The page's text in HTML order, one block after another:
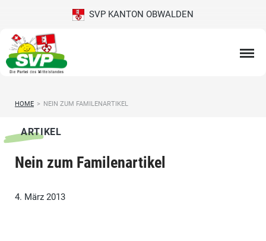
SVP KANTON OBWALDEN
HOME > NEIN ZUM FAMILENARTIKEL
ARTIKEL
Nein zum Familenartikel
4. März 2013